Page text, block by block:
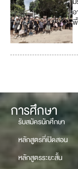
อ
การศึกษา
รับสมัครนักศึกษา
หลักสูตรที่เปิดสอน
หลักสูตรระยะสั้น